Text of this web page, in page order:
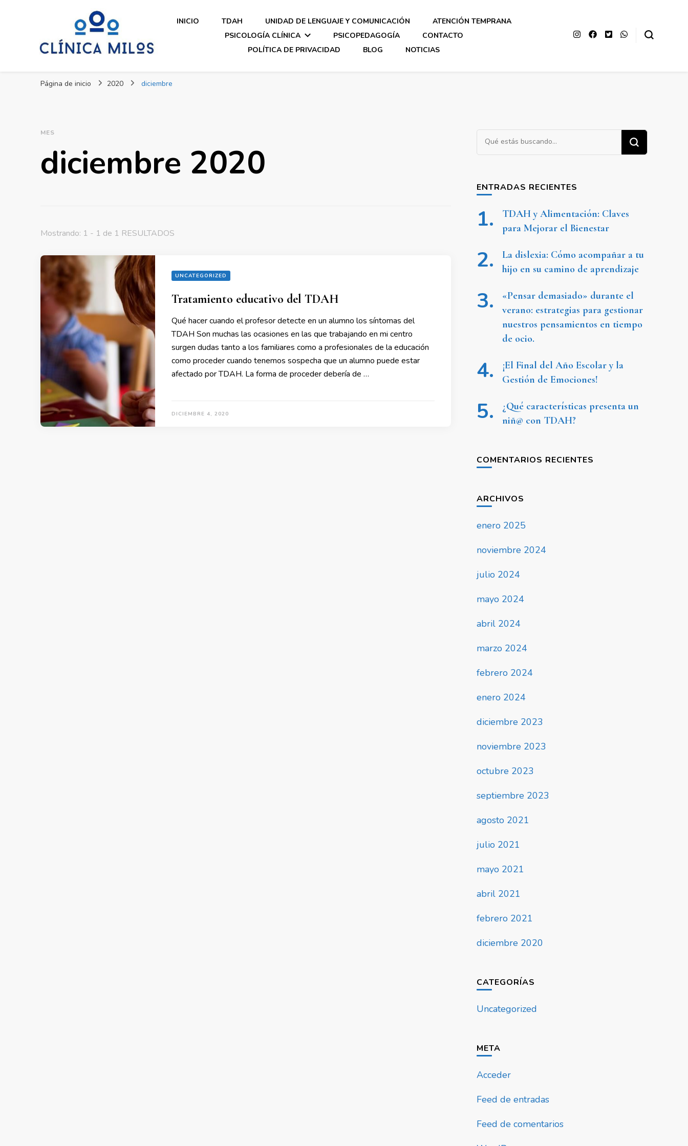
Clínica Milos
INICIO TDAH UNIDAD DE LENGUAJE Y COMUNICACIÓN
ATENCIÓN TEMPRANA
PSICOLOGÍA CLÍNICA
PSICOPEDAGOGÍA
CONTACTO
POLÍTICA DE PRIVACIDAD
BLOG NOTICIAS
Página de inicio 2020 diciembre
MES
diciembre 2020
Mostrando: 1 - 1 de 1 RESULTADOS
UNCATEGORIZED
Tratamiento educativo del TDAH
Qué hacer cuando el profesor detecte en un alumno los síntomas del
TDAH Son muchas las ocasiones en las que trabajando en mi centro
surgen dudas tanto a los familiares como a profesionales de la educación
como proceder cuando tenemos sospecha que un alumno puede estar
afectado por TDAH. La forma de proceder debería de …
DICIEMBRE 4, 2020
¿Buscas
algo?
ENTRADAS RECIENTES
TDAH y Alimentación: Claves
para Mejorar el Bienestar
La dislexia: Cómo acompañar a tu
hijo en su camino de aprendizaje
«Pensar demasiado» durante el
verano: estrategias para gestionar
nuestros pensamientos en tiempo
de ocio.
¡El Final del Año Escolar y la
Gestión de Emociones!
¿Qué características presenta un
niñ@ con TDAH?
COMENTARIOS RECIENTES
ARCHIVOS
enero 2025
noviembre 2024
julio 2024
mayo 2024
abril 2024
marzo 2024
febrero 2024
enero 2024
diciembre 2023
noviembre 2023
octubre 2023
septiembre 2023
agosto 2021
julio 2021
mayo 2021
abril 2021
febrero 2021
diciembre 2020
CATEGORÍAS
Uncategorized
META
Acceder
Feed de entradas
Feed de comentarios